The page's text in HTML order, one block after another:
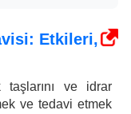
Etkileri,
taşlarını ve idrar
ve tedavi etmek